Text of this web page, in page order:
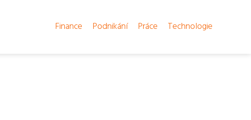
Finance Podnikání Práce Technologie